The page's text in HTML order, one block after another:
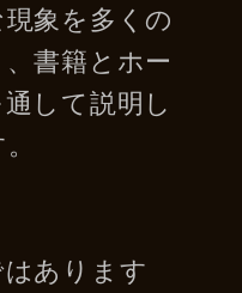
象を多くの
書籍とホー
して説明し
あります